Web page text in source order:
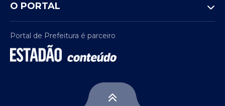
O PORTAL
Portal de Prefeitura é parceiro